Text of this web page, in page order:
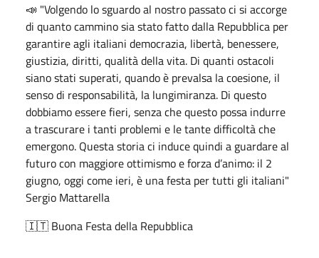
📣 "Volgendo lo sguardo al nostro passato ci si accorge
di quanto cammino sia stato fatto dalla Repubblica per
garantire agli italiani democrazia, libertà, benessere,
giustizia, diritti, qualità della vita. Di quanti ostacoli
siano stati superati, quando è prevalsa la coesione, il
senso di responsabilità, la lungimiranza. Di questo
dobbiamo essere fieri, senza che questo possa indurre
a trascurare i tanti problemi e le tante difficoltà che
emergono. Questa storia ci induce quindi a guardare al
futuro con maggiore ottimismo e forza d’animo: il 2
giugno, oggi come ieri, è una festa per tutti gli italiani"
Sergio Mattarella
🇮🇹 Buona Festa della Repubblica